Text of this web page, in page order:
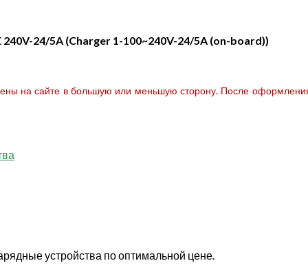
24/5A (Charger 1-100~240V-24/5A (on-board))
на сайте в большую или меньшую сторону. После
устройства по оптимальной цене.